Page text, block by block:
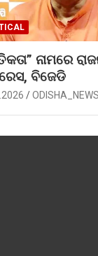
ନାମରେ
ବିଜେଡି